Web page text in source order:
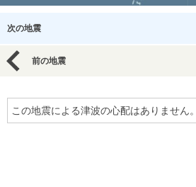
次の地震
前の地震
この地震による津波の心配はありません。